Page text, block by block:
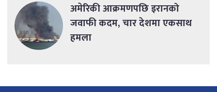
अमेरिकी आक्रमणपछि इरानको
जवाफी कदम, चार देशमा एकसाथ
हमला